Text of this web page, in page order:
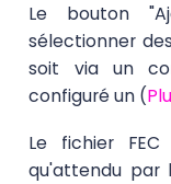
Le bouton
sélectionner
soit via un
configuré un (
Le fichier
qu'attendu par